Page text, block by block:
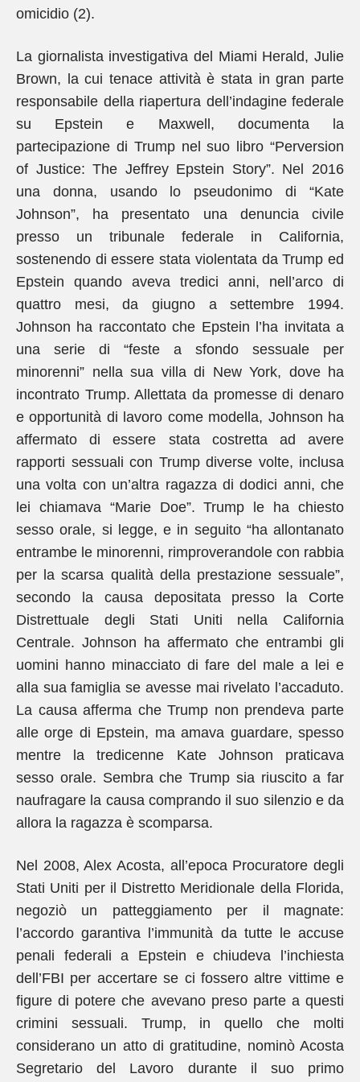
omicidio (2).
La giornalista investigativa del Miami Herald, Julie
Brown, la cui tenace attività è stata in gran parte
responsabile della riapertura dell’indagine federale
su Epstein e Maxwell, documenta la
partecipazione di Trump nel suo libro “Perversion
of Justice: The Jeffrey Epstein Story”. Nel 2016
una donna, usando lo pseudonimo di “Kate
Johnson”, ha presentato una denuncia civile
presso un tribunale federale in California,
sostenendo di essere stata violentata da Trump ed
Epstein quando aveva tredici anni, nell’arco di
quattro mesi, da giugno a settembre 1994.
Johnson ha raccontato che Epstein l’ha invitata a
una serie di “feste a sfondo sessuale per
minorenni” nella sua villa di New York, dove ha
incontrato Trump. Allettata da promesse di denaro
e opportunità di lavoro come modella, Johnson ha
affermato di essere stata costretta ad avere
rapporti sessuali con Trump diverse volte, inclusa
una volta con un’altra ragazza di dodici anni, che
lei chiamava “Marie Doe”. Trump le ha chiesto
sesso orale, si legge, e in seguito “ha allontanato
entrambe le minorenni, rimproverandole con rabbia
per la scarsa qualità della prestazione sessuale”,
secondo la causa depositata presso la Corte
Distrettuale degli Stati Uniti nella California
Centrale. Johnson ha affermato che entrambi gli
uomini hanno minacciato di fare del male a lei e
alla sua famiglia se avesse mai rivelato l’accaduto.
La causa afferma che Trump non prendeva parte
alle orge di Epstein, ma amava guardare, spesso
mentre la tredicenne Kate Johnson praticava
sesso orale. Sembra che Trump sia riuscito a far
naufragare la causa comprando il suo silenzio e da
allora la ragazza è scomparsa.
Nel 2008, Alex Acosta, all’epoca Procuratore degli
Stati Uniti per il Distretto Meridionale della Florida,
negoziò un patteggiamento per il magnate:
l’accordo garantiva l’immunità da tutte le accuse
penali federali a Epstein e chiudeva l’inchiesta
dell’FBI per accertare se ci fossero altre vittime e
figure di potere che avevano preso parte a questi
crimini sessuali. Trump, in quello che molti
considerano un atto di gratitudine, nominò Acosta
Segretario del Lavoro durante il suo primo